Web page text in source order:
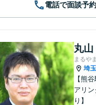
電話で面談予約
丸山
まるや
埼
【熊
アリ
り】